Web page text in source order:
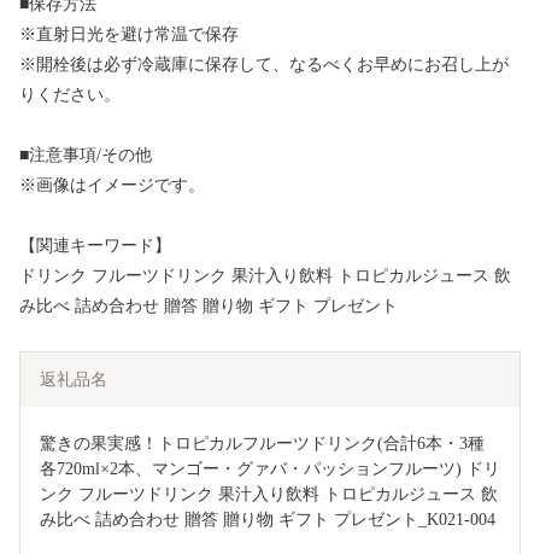
■保存方法
※直射日光を避け常温で保存
※開栓後は必ず冷蔵庫に保存して、なるべくお早めにお召し上が
りください。
■注意事項/その他
※画像はイメージです。
【関連キーワード】
ドリンク フルーツドリンク 果汁入り飲料 トロピカルジュース 飲
み比べ 詰め合わせ 贈答 贈り物 ギフト プレゼント
返礼品名
驚きの果実感！トロピカルフルーツドリンク(合計6本・3種
各720ml×2本、マンゴー・グァバ・パッションフルーツ) ドリ
ンク フルーツドリンク 果汁入り飲料 トロピカルジュース 飲
み比べ 詰め合わせ 贈答 贈り物 ギフト プレゼント_K021-004